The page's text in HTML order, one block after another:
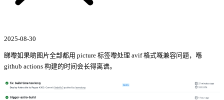
2025-08-30
睇嚟如果啲图片全部都用 picture 标签嚟处理 avif 格式嘅兼容问题，喺
github actions 构建的时间会长得离谱。